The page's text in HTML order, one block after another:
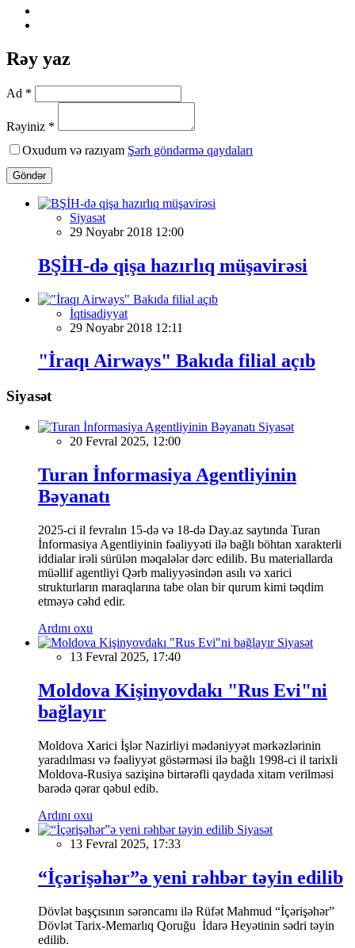
Rəy yaz
Ad *
Rəyiniz *
Oxudum və razıyam Şərh göndərmə qaydaları
Göndər
Siyasət
29 Noyabr 2018 12:00
BŞİH-də qişa hazırlıq müşavirəsi
İqtisadiyyat
29 Noyabr 2018 12:11
"İraqı Airways" Bakıda filial açıb
Siyasət
Siyasət
20 Fevral 2025, 12:00
Turan İnformasiya Agentliyinin
Bəyanatı
2025-ci il fevralın 15-də və 18-də Day.az saytında Turan
İnformasiya Agentliyinin fəaliyyəti ilə bağlı böhtan xarakterli
iddialar irəli sürülən məqalələr dərc edilib. Bu materiallarda
müəllif agentliyi Qərb maliyyəsindən asılı və xarici
strukturların maraqlarına tabe olan bir qurum kimi təqdim
etməyə cəhd edir.
Ardını oxu
Siyasət
13 Fevral 2025, 17:40
Moldova Kişinyovdakı "Rus Evi"ni
bağlayır
Moldova Xarici İşlər Nazirliyi mədəniyyət mərkəzlərinin
yaradılması və fəaliyyət göstərməsi ilə bağlı 1998-ci il tarixli
Moldova-Rusiya sazişinə birtərəfli qaydada xitam verilməsi
barədə qərar qəbul edib.
Ardını oxu
Siyasət
13 Fevral 2025, 17:33
“İçərişəhər”ə yeni rəhbər təyin edilib
Dövlət başçısının sərəncamı ilə Rüfət Mahmud “İçərişəhər”
Dövlət Tarix-Memarlıq Qoruğu İdarə Heyətinin sədri təyin
edilib.